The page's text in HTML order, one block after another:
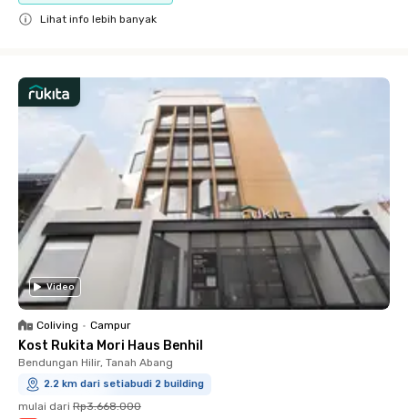
Lihat info lebih banyak
Video
Coliving • Campur
Kost Rukita Mori Haus Benhil
Bendungan Hilir, Tanah Abang
2.2 km dari setiabudi 2 building
mulai dari Rp3.668.000